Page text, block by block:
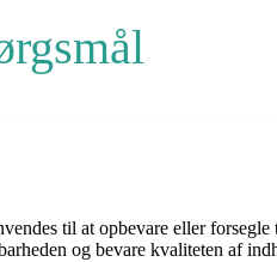
til at opbevare eller
og bevare kvaliteten af